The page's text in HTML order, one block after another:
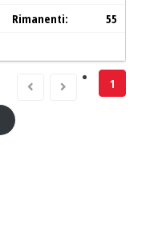
Rimanenti: 55
1